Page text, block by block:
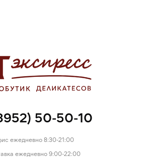
50-50-10
ежедневно 8:30-21:00
ежедневно 9:00-22:00